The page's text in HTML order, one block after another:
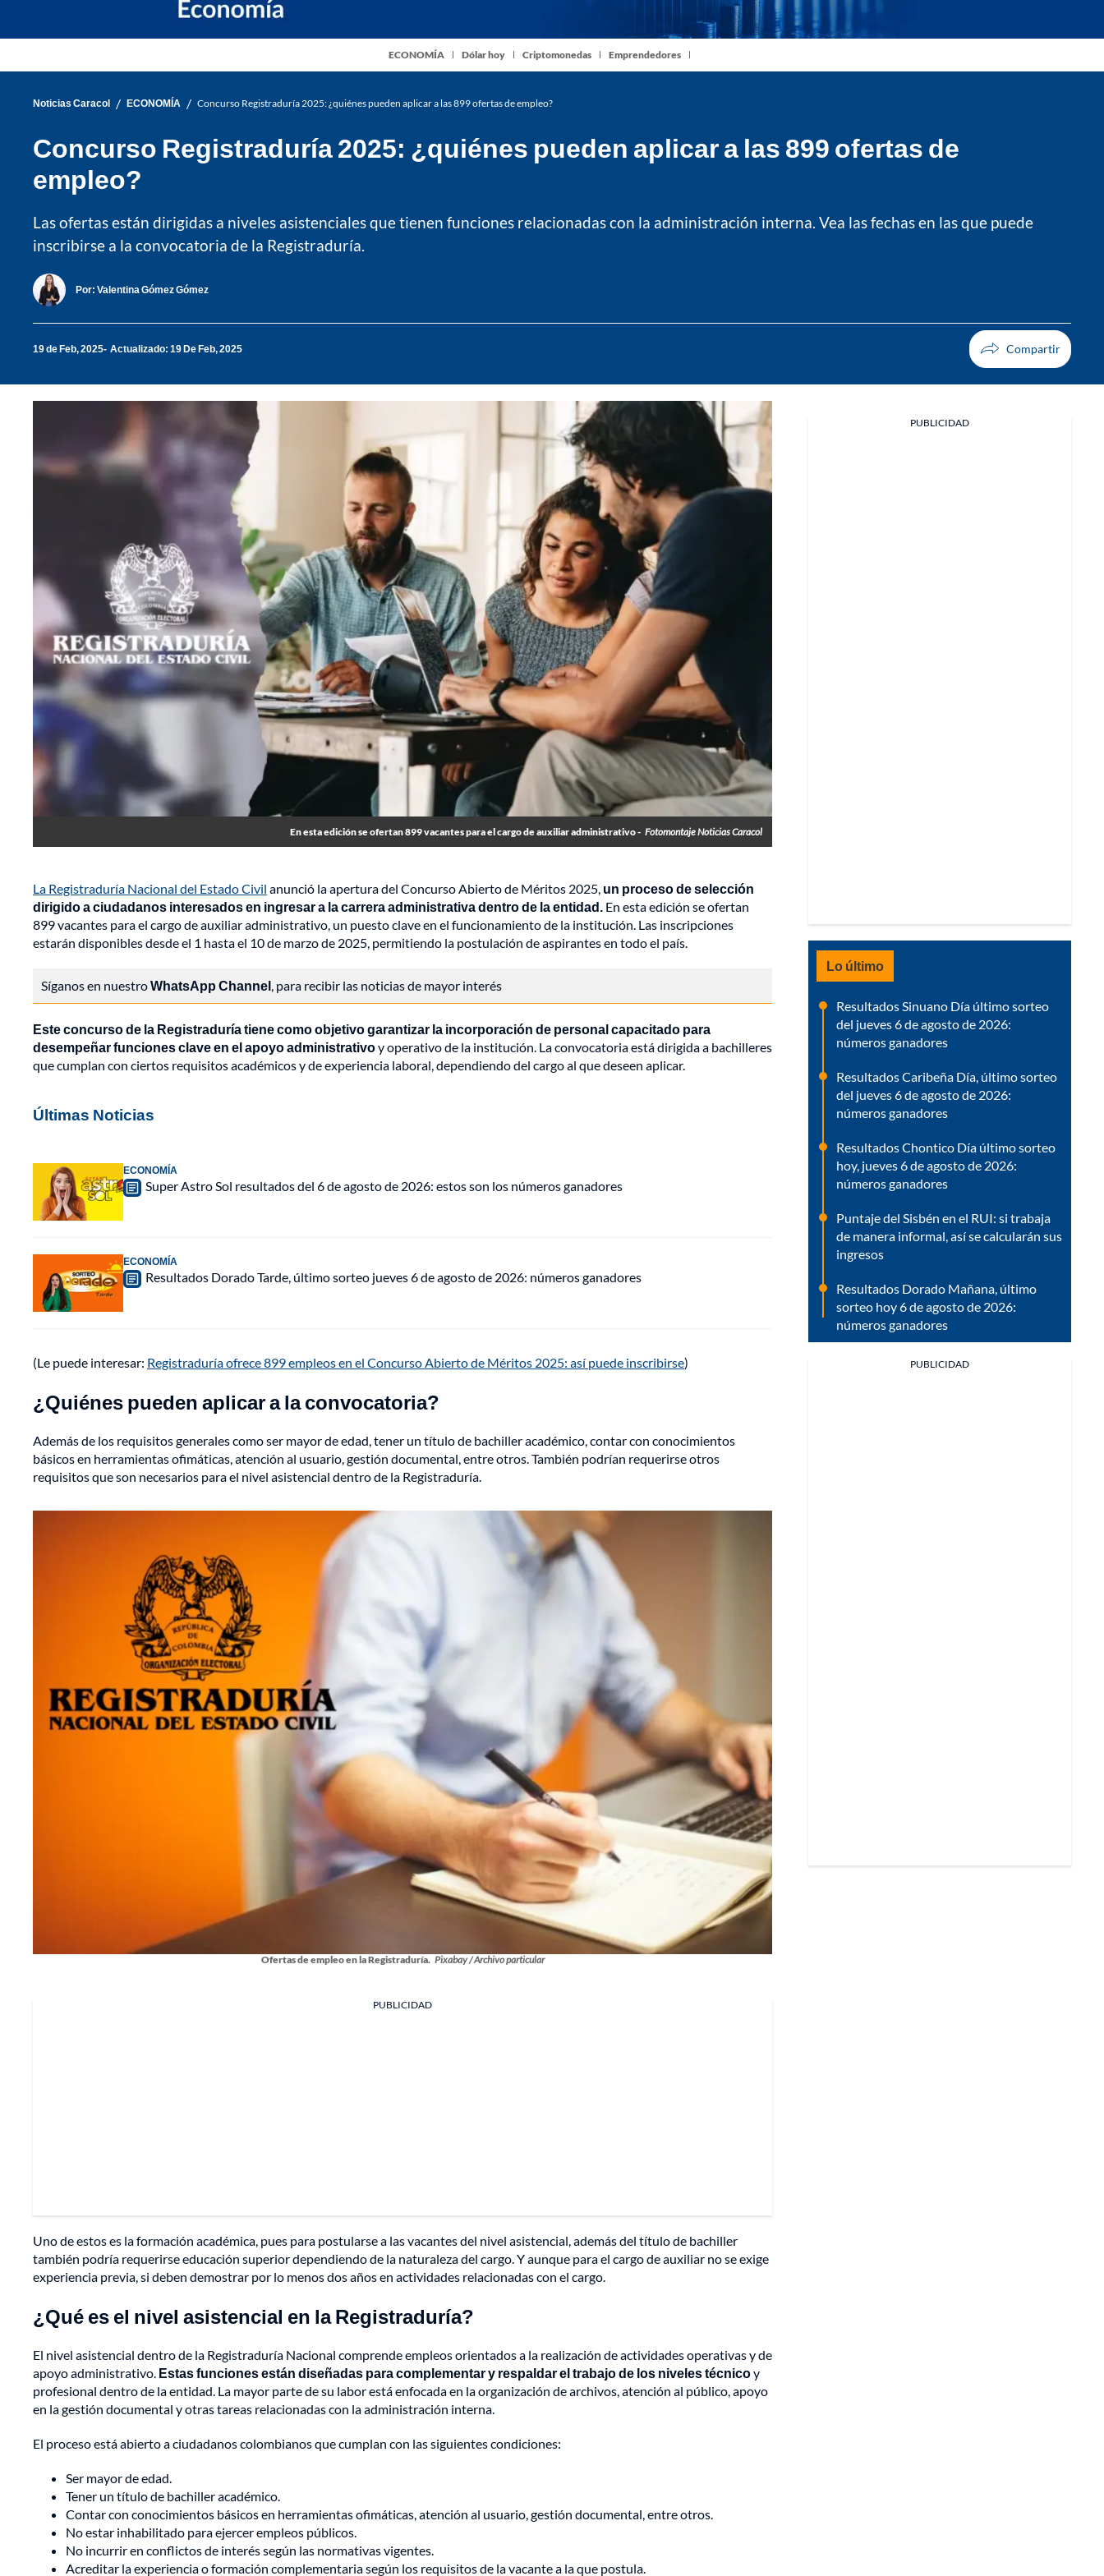
ECONOMÍA Dólar hoy Criptomonedas Emprendedores
Noticias Caracol / ECONOMÍA / Concurso Registraduría 2025: ¿quiénes pueden aplicar a las 899 ofertas de empleo?
Concurso Registraduría 2025: ¿quiénes pueden aplicar a las 899 ofertas de
empleo?
Las ofertas están dirigidas a niveles asistenciales que tienen funciones relacionadas con la administración interna. Vea las fechas en las que puede
inscribirse a la convocatoria de la Registraduría.
Por: Valentina Gómez Gómez
19 de Feb, 2025 Actualizado: 19 De Feb, 2025
En esta edición se ofertan 899 vacantes para el cargo de auxiliar administrativo - Fotomontaje Noticias Caracol
La Registraduría Nacional del Estado Civil anunció la apertura del Concurso Abierto de Méritos 2025, un proceso de selección
dirigido a ciudadanos interesados en ingresar a la carrera administrativa dentro de la entidad. En esta edición se ofertan
899 vacantes para el cargo de auxiliar administrativo, un puesto clave en el funcionamiento de la institución. Las inscripciones
estarán disponibles desde el 1 hasta el 10 de marzo de 2025, permitiendo la postulación de aspirantes en todo el país.
Síganos en nuestroWhatsApp Channel, para recibir las noticias de mayor interés
Este concurso de la Registraduría tiene como objetivo garantizar la incorporación de personal capacitado para
desempeñar funciones clave en el apoyo administrativoy operativo de la institución. La convocatoria está dirigida a bachilleres
que cumplan con ciertos requisitos académicos y de experiencia laboral, dependiendo del cargo al que deseen aplicar.
Últimas Noticias
ECONOMÍA
Super Astro Sol resultados del 6 de agosto de 2026: estos son los números ganadores
ECONOMÍA
Resultados Dorado Tarde, último sorteo jueves 6 de agosto de 2026: números ganadores
(Le puede interesar: Registraduría ofrece 899 empleos en el Concurso Abierto de Méritos 2025: así puede inscribirse)
¿Quiénes pueden aplicar a la convocatoria?
Además de los requisitos generales como ser mayor de edad, tener un título de bachiller académico, contar con conocimientos
básicos en herramientas ofimáticas, atención al usuario, gestión documental, entre otros. También podrían requerirse otros
requisitos que son necesarios para el nivel asistencial dentro de la Registraduría.
Ofertas de empleo en la Registraduría. Pixabay / Archivo particular
PUBLICIDAD
Uno de estos es la formación académica, pues para postularse a las vacantes del nivel asistencial, además del título de bachiller
también podría requerirse educación superior dependiendo de la naturaleza del cargo. Y aunque para el cargo de auxiliar no se exige
experiencia previa, si deben demostrar por lo menos dos años en actividades relacionadas con el cargo.
¿Qué es el nivel asistencial en la Registraduría?
El nivel asistencial dentro de la Registraduría Nacional comprende empleos orientados a la realización de actividades operativas y de
apoyo administrativo. Estas funciones están diseñadas para complementar y respaldar el trabajo de los niveles técnicoy
profesional dentro de la entidad. La mayor parte de su labor está enfocada en la organización de archivos, atención al público, apoyo
en la gestión documental y otras tareas relacionadas con la administración interna.
El proceso está abierto a ciudadanos colombianos que cumplan con las siguientes condiciones:
Ser mayor de edad.
Tener un título de bachiller académico.
Contar con conocimientos básicos en herramientas ofimáticas, atención al usuario, gestión documental, entre otros.
No estar inhabilitado para ejercer empleos públicos.
No incurrir en conflictos de interés según las normativas vigentes.
Acreditar la experiencia o formación complementaria según los requisitos de la vacante a la que postula.
PUBLICIDAD
Lo último
Resultados Sinuano Día último sorteo
del jueves 6 de agosto de 2026:
números ganadores
Resultados Caribeña Día, último sorteo
del jueves 6 de agosto de 2026:
números ganadores
Resultados Chontico Día último sorteo
hoy, jueves 6 de agosto de 2026:
números ganadores
Puntaje del Sisbén en el RUI: si trabaja
de manera informal, así se calcularán sus
ingresos
Resultados Dorado Mañana, último
sorteo hoy 6 de agosto de 2026:
números ganadores
PUBLICIDAD